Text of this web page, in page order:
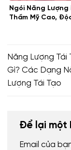
Ngói Năng Lượng
Thẩm Mỹ Cao,
Năng Lượng Tái
Gì? Các Dạng
Lượng Tái Tạo
Để lại một
Email của